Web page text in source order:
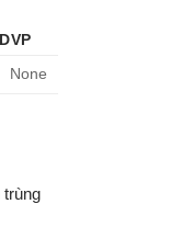
DVP
None